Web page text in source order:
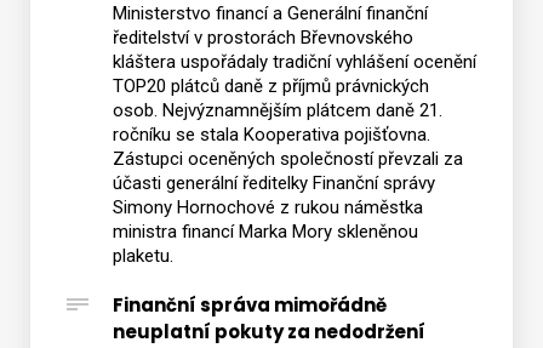
Ministerstvo financí a Generální finanční
ředitelství v prostorách Břevnovského
kláštera uspořádaly tradiční vyhlášení ocenění
TOP20 plátců daně z příjmů právnických
osob. Nejvýznamnějším plátcem daně 21.
ročníku se stala Kooperativa pojišťovna.
Zástupci oceněných společností převzali za
účasti generální ředitelky Finanční správy
Simony Hornochové z rukou náměstka
ministra financí Marka Mory skleněnou
plaketu.
Finanční správa mimořádně
neuplatní pokuty za nedodržení